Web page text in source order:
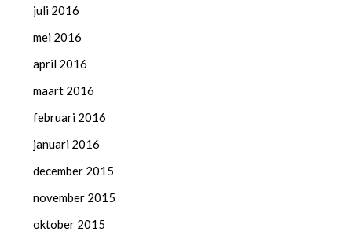
juli 2016
mei 2016
april 2016
maart 2016
februari 2016
januari 2016
december 2015
november 2015
oktober 2015